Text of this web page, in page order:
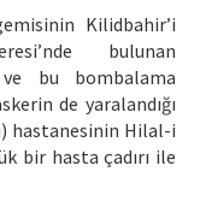
Kilidbahir’i
bulunan
bu bombalama
de yaralandığı
hastanesinin Hilal-i
bir hasta çadırı ile